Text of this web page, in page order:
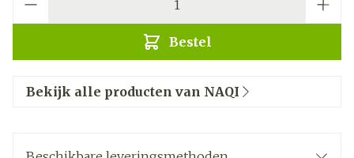
Bestel
Bekijk alle producten van NAQI